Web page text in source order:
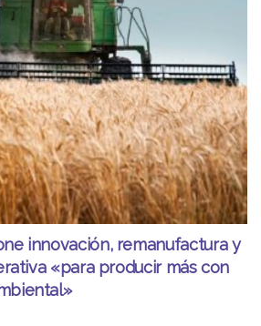
innovación, remanufactura y
«para producir más con